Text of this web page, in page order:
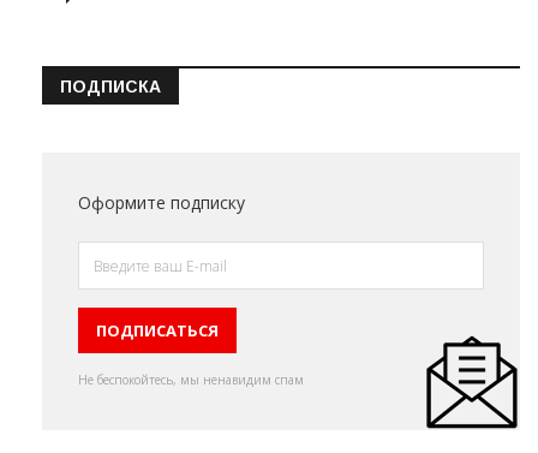
ПОДПИСКА
Оформите подписку
Не беспокойтесь, мы ненавидим спам